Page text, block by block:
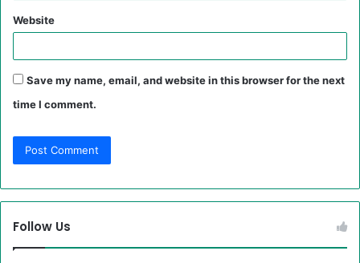
Website
Save my name, email, and website in this browser for the next
time I comment.
Follow Us